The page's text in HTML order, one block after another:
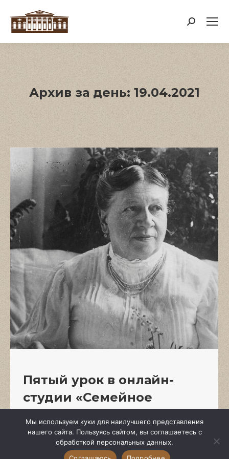
Поиск:
Архив за день: 19.04.2021
Пятый урок в онлайн-
студии «Семейное
Онлайн 19.04.2021
19 — 30 апреля 2021 г. Онлайн
Мы используем куки для наилучшего представления
нашего сайта. Пользуясь сайтом, вы соглашаетесь с
обработкой персональных данных.